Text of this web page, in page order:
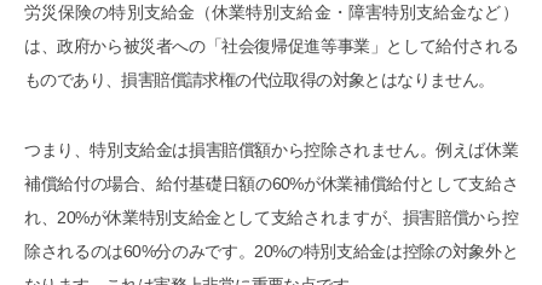
労災保険の特別支給金（休業特別支給金・障害特別支給金など）
は、政府から被災者への「社会復帰促進等事業」として給付される
ものであり、損害賠償請求権の代位取得の対象とはなりません。
つまり、特別支給金は損害賠償額から控除されません。例えば休業
補償給付の場合、給付基礎日額の60%が休業補償給付として支給さ
れ、20%が休業特別支給金として支給されますが、損害賠償から控
除されるのは60%分のみです。20%の特別支給金は控除の対象外と